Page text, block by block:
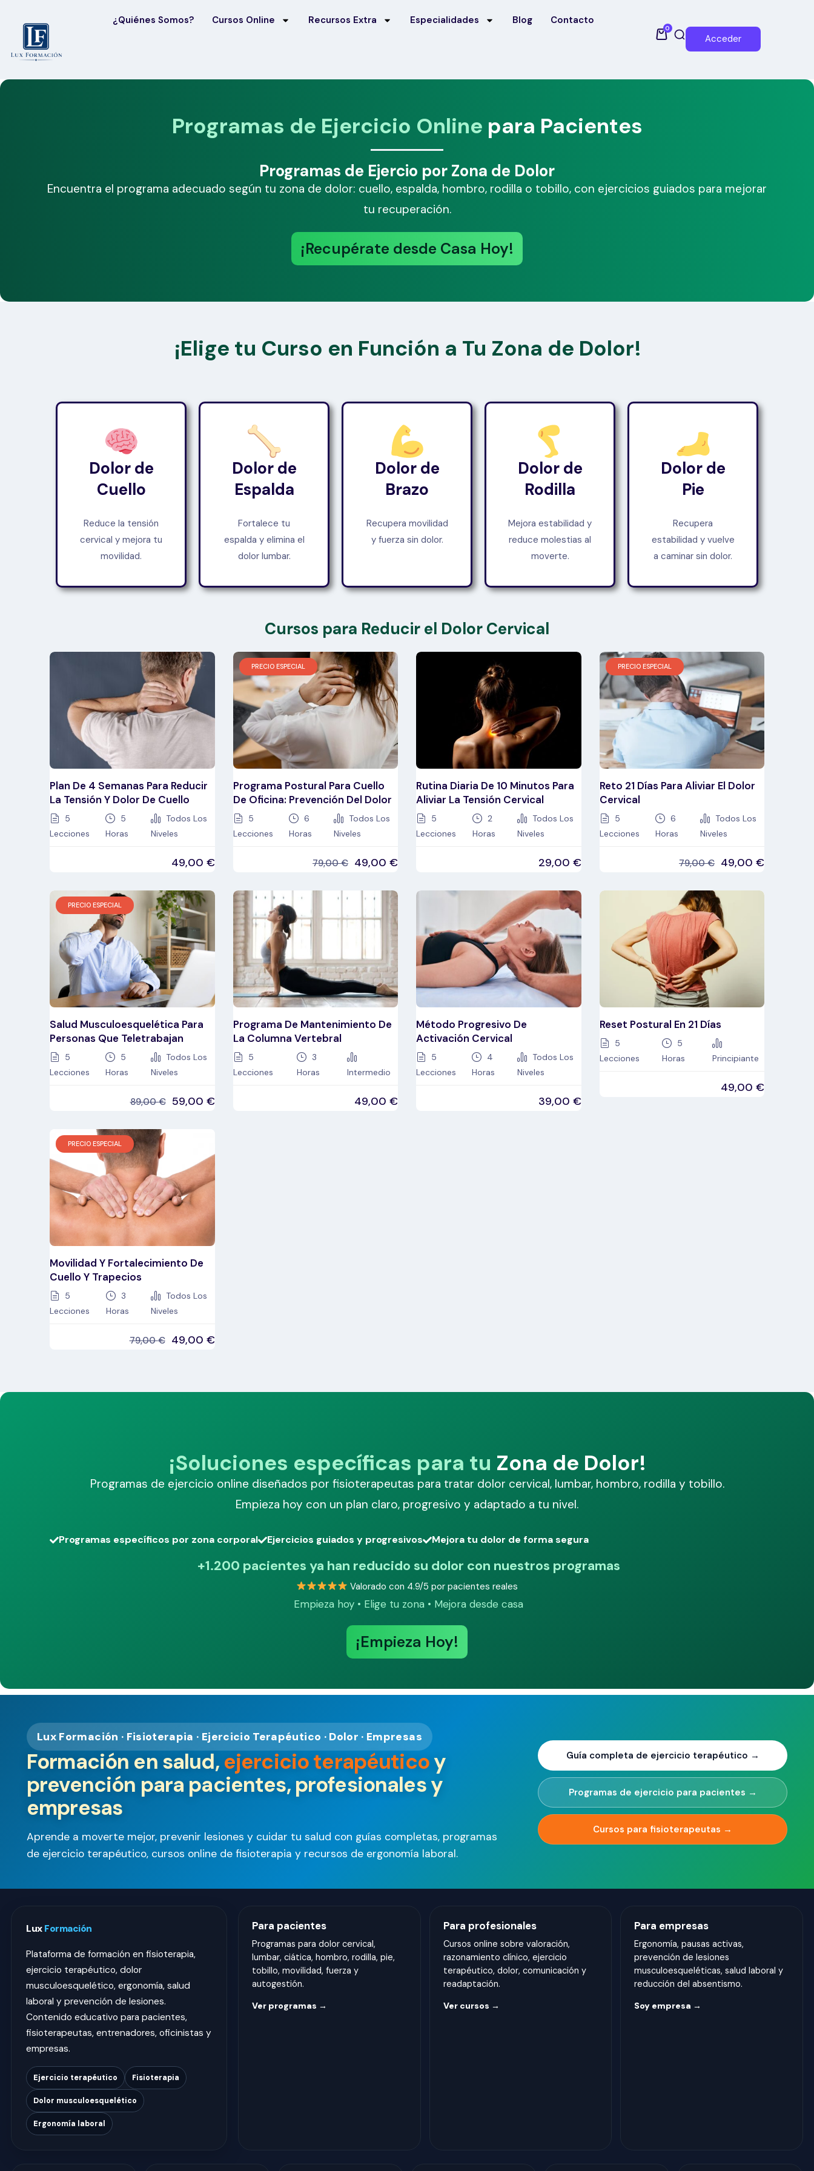
¿Quiénes Somos? Cursos Online Recursos Extra Especialidades Blog Contacto
0
Acceder
Programas de Ejercicio Online para Pacientes
Programas de Ejercio por Zona de Dolor
Encuentra el programa adecuado según tu zona de dolor: cuello, espalda, hombro, rodilla o tobillo, con ejercicios guiados para mejorar
tu recuperación.
¡Recupérate desde Casa Hoy!
¡Elige tu Curso en Función a Tu Zona de Dolor!
Dolor de
Cuello
Reduce la tensión
cervical y mejora tu
movilidad.
Dolor de
Espalda
Fortalece tu
espalda y elimina el
dolor lumbar.
Dolor de
Brazo
Recupera movilidad
y fuerza sin dolor.
Dolor de
Rodilla
Mejora estabilidad y
reduce molestias al
moverte.
Dolor de
Pie
Recupera
estabilidad y vuelve
a caminar sin dolor.
Cursos para Reducir el Dolor Cervical
Plan De 4 Semanas Para Reducir
La Tensión Y Dolor De Cuello
5
Lecciones
5
Horas
Todos Los
Niveles
49,00 €
PRECIO ESPECIAL
Programa Postural Para Cuello
De Oficina: Prevención Del Dolor
5
Lecciones
6
Horas
Todos Los
Niveles
79,00€ 49,00 €
Rutina Diaria De 10 Minutos Para
Aliviar La Tensión Cervical
5
Lecciones
2
Horas
Todos Los
Niveles
29,00 €
PRECIO ESPECIAL
Reto 21 Días Para Aliviar El Dolor
Cervical
5
Lecciones
6
Horas
Todos Los
Niveles
79,00€ 49,00 €
PRECIO ESPECIAL
Salud Musculoesquelética Para
Personas Que Teletrabajan
5
Lecciones
5
Horas
Todos Los
Niveles
89,00€ 59,00 €
Programa De Mantenimiento De
La Columna Vertebral
5
Lecciones
3
Horas
Intermedio
49,00 €
Método Progresivo De
Activación Cervical
5
Lecciones
4
Horas
Todos Los
Niveles
39,00 €
Reset Postural En 21 Días
5
Lecciones
5
Horas
Principiante
49,00 €
PRECIO ESPECIAL
Movilidad Y Fortalecimiento De
Cuello Y Trapecios
5
Lecciones
3
Horas
Todos Los
Niveles
79,00€ 49,00 €
¡Soluciones específicas para tu Zona de Dolor!
Programas de ejercicio online diseñados por fisioterapeutas para tratar dolor cervical, lumbar, hombro, rodilla y tobillo.
Empieza hoy con un plan claro, progresivo y adaptado a tu nivel.
Programas específicos por zona corporal Ejercicios guiados y progresivos Mejora tu dolor de forma segura
+1.200 pacientes ya han reducido su dolor con nuestros programas
Valorado con 4.9/5 por pacientes reales
Empieza hoy • Elige tu zona • Mejora desde casa
¡Empieza Hoy!
Lux Formación · Fisioterapia · Ejercicio Terapéutico · Dolor · Empresas
Formación en salud, ejercicio terapéuticoy
prevención para pacientes, profesionales y
empresas
Aprende a moverte mejor, prevenir lesiones y cuidar tu salud con guías completas, programas
de ejercicio terapéutico, cursos online de fisioterapia y recursos de ergonomía laboral.
Guía completa de ejercicio terapéutico →
Programas de ejercicio para pacientes →
Cursos para fisioterapeutas →
Lux Formación
Plataforma de formación en fisioterapia,
ejercicio terapéutico, dolor
musculoesquelético, ergonomía, salud
laboral y prevención de lesiones.
Contenido educativo para pacientes,
fisioterapeutas, entrenadores, oficinistas y
empresas.
Ejercicio terapéutico Fisioterapia
Dolor musculoesquelético
Ergonomía laboral
Para pacientes
Programas para dolor cervical,
lumbar, ciática, hombro, rodilla, pie,
tobillo, movilidad, fuerza y
autogestión.
Ver programas →
Para profesionales
Cursos online sobre valoración,
razonamiento clínico, ejercicio
terapéutico, dolor, comunicación y
readaptación.
Ver cursos →
Para empresas
Ergonomía, pausas activas,
prevención de lesiones
musculoesqueléticas, salud laboral y
reducción del absentismo.
Soy empresa →